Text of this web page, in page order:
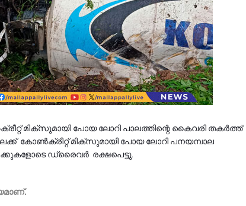
മിക്സുമായി പോയ ലോറി പാലത്തിന്റെ കൈവരി തകർത്ത്
കോൺക്രീറ്റ് മിക്സുമായി പോയ ലോറി പനയമ്പാല
ഡ്രൈവർ രക്ഷപെട്ടു.